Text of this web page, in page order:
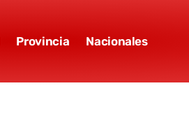
Provincia Nacionales